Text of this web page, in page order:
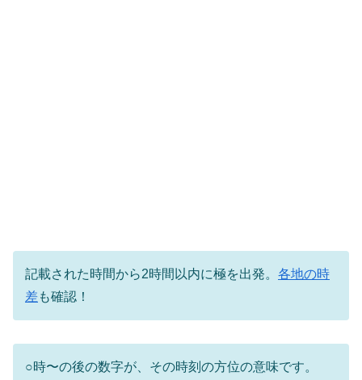
記載された時間から2時間以内に極を出発。 各地の時
差も確認！
○時〜の後の数字が、その時刻の方位の意味です。